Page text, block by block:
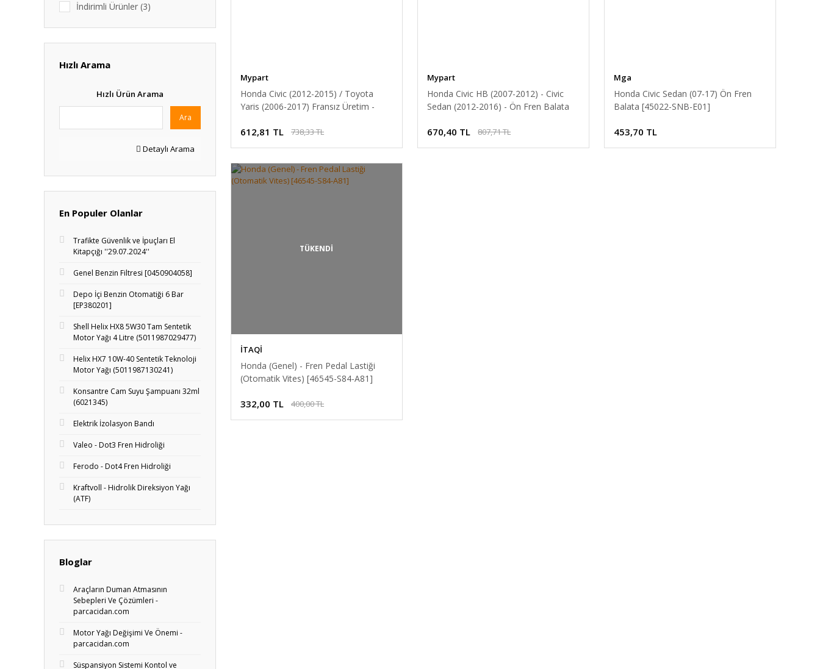
İndirimli Ürünler (3)
Hızlı Arama
Hızlı Ürün Arama
Ara
Detaylı Arama
En Populer Olanlar
Trafikte Güvenlik ve İpuçları El
Kitapçığı ''29.07.2024''
Genel Benzin Filtresi [0450904058]
Depo İçi Benzin Otomatiği 6 Bar
[EP380201]
Shell Helix HX8 5W30 Tam Sentetik
Motor Yağı 4 Litre (5011987029477)
Helix HX7 10W-40 Sentetik Teknoloji
Motor Yağı (5011987130241)
Konsantre Cam Suyu Şampuanı 32ml
(6021345)
Elektrik İzolasyon Bandı
Valeo - Dot3 Fren Hidroliği
Ferodo - Dot4 Fren Hidroliği
Kraftvoll - Hidrolik Direksiyon Yağı
(ATF)
Bloglar
Araçların Duman Atmasının
Sebepleri Ve Çözümleri -
parcacidan.com
Motor Yağı Değişimi Ve Önemi -
parcacidan.com
Süspansiyon Sistemi Kontol ve
Mypart
Honda Civic (2012-2015) / Toyota
Yaris (2006-2017) Fransız Üretim -
612,81 TL 738,33 TL
Mypart
Honda Civic HB (2007-2012) - Civic
Sedan (2012-2016) - Ön Fren Balata
670,40 TL 807,71 TL
Mga
Honda Civic Sedan (07-17) Ön Fren
Balata [45022-SNB-E01]
453,70 TL
TÜKENDİ
İTAQİ
Honda (Genel) - Fren Pedal Lastiği
(Otomatik Vites) [46545-S84-A81]
332,00 TL 400,00 TL